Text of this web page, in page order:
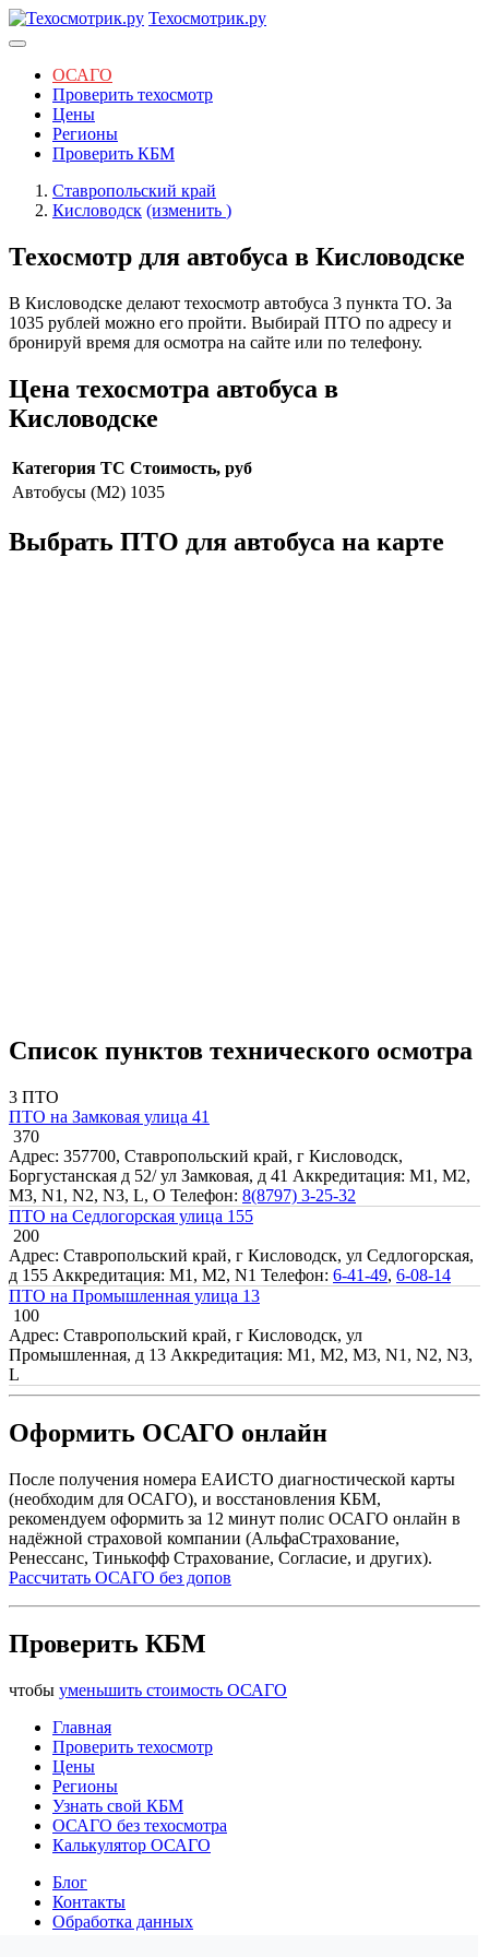
Техосмотрик.ру
ОСАГО
Проверить техосмотр
Цены
Регионы
Проверить КБМ
Ставропольский край
Кисловодск (изменить )
Техосмотр для автобуса в Кисловодске
В Кисловодске делают техосмотр автобуса 3 пункта ТО. За
1035 рублей можно его пройти. Выбирай ПТО по адресу и
бронируй время для осмотра на сайте или по телефону.
Цена техосмотра автобуса в
Кисловодске
Категория ТС Стоимость, руб
Автобусы (M2) 1035
Выбрать ПТО для автобуса на карте
Список пунктов технического осмотра
3 ПТО
ПТО на Замковая улица 41
370
Адрес: 357700, Ставропольский край, г Кисловодск,
Боргустанская д 52/ ул Замковая, д 41 Аккредитация: M1, M2,
M3, N1, N2, N3, L, O Телефон: 8(8797) 3-25-32
ПТО на Седлогорская улица 155
200
Адрес: Ставропольский край, г Кисловодск, ул Седлогорская,
д 155 Аккредитация: M1, M2, N1 Телефон: 6-41-49, 6-08-14
ПТО на Промышленная улица 13
100
Адрес: Ставропольский край, г Кисловодск, ул
Промышленная, д 13 Аккредитация: M1, M2, M3, N1, N2, N3,
L
Оформить ОСАГО онлайн
После получения номера ЕАИСТО диагностической карты
(необходим для ОСАГО), и восстановления КБМ,
рекомендуем оформить за 12 минут полис ОСАГО онлайн в
надёжной страховой компании (АльфаСтрахование,
Ренессанс, Тинькофф Страхование, Согласие, и других).
Рассчитать ОСАГО без допов
Проверить КБМ
чтобы уменьшить стоимость ОСАГО
Главная
Проверить техосмотр
Цены
Регионы
Узнать свой КБМ
ОСАГО без техосмотра
Калькулятор ОСАГО
Блог
Контакты
Обработка данных